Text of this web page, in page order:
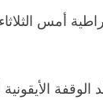
الوقفة